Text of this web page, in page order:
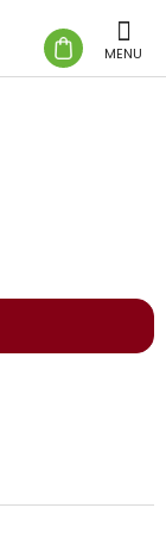
KOŠÍK